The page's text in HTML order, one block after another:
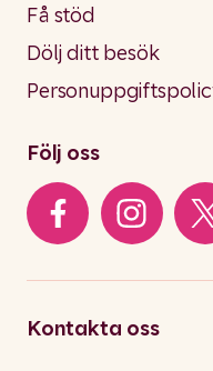
Få stöd
Dölj ditt besök
Följ oss
Kontakta oss